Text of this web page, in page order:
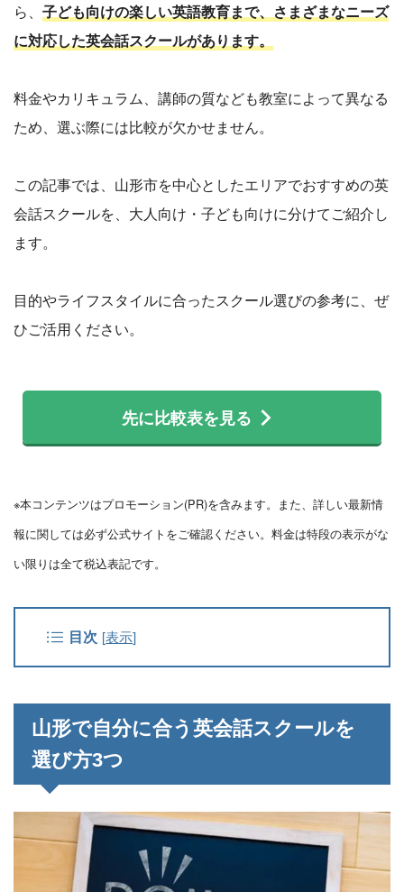
ら、 子ども向けの楽しい英語教育まで、さまざまなニーズ
に対応した英会話スクールがあります。
料金やカリキュラム、講師の質なども教室によって異なる
ため、選ぶ際には比較が欠かせません。
この記事では、山形市を中心としたエリアでおすすめの英
会話スクールを、大人向け・子ども向けに分けてご紹介し
ます。
目的やライフスタイルに合ったスクール選びの参考に、ぜ
ひご活用ください。
先に比較表を見る
※本コンテンツはプロモーション(PR)を含みます。また、詳しい最新情
報に関しては必ず公式サイトをご確認ください。料金は特段の表示がな
い限りは全て税込表記です。
目次 [表示]
山形で自分に合う英会話スクールを
選び方3つ